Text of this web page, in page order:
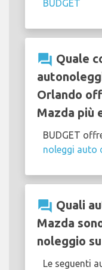
BUDGET
question_answer Quale
Orlando
Mazda più
BUDGET
noleggi auto
question_answer Quali
Mazda
noleggio
Le seguenti